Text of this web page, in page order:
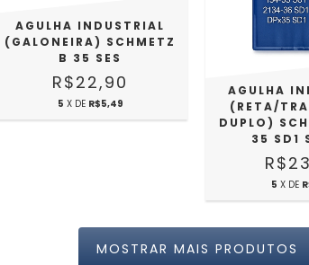
AGULHA INDUSTRIAL
(GALONEIRA) SCHMETZ
B 35 SES
R$22,90
5 X DE R$5,49
AGULHA
(RETA/
DUPLO)
35 SD1
5 X DE
MOSTRAR MAIS PRODUTOS